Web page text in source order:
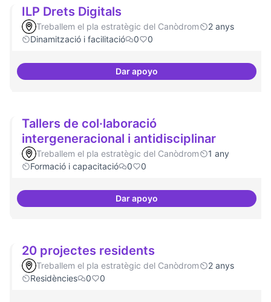
ILP Drets Digitals
Treballem el pla estratègic del Canòdrom
2 anys
Dinamització i facilitació
0 0
Dar apoyoILP Drets Digitals
Tallers de col·laboració
intergeneracional i antidisciplinar
Treballem el pla estratègic del Canòdrom
1 any
Formació i capacitació
0 0
Dar apoyoTallers de col·laboració
20 projectes residents
Treballem el pla estratègic del Canòdrom
2 anys
Residències
0 0